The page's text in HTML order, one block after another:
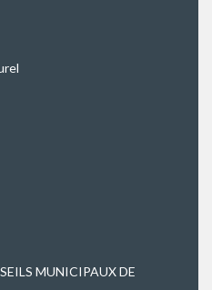
MUNICIPAUX DE